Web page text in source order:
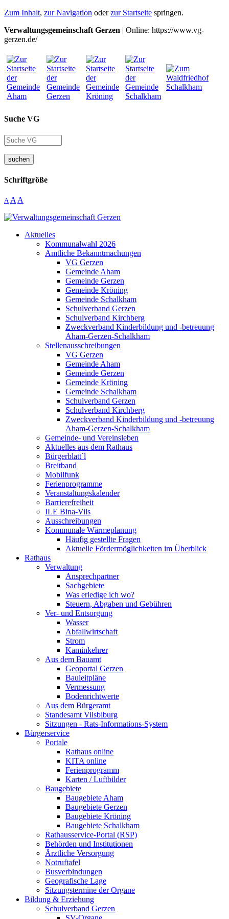
Zum Inhalt, zur Navigation oderzur Startseite springen.
Verwaltungsgemeinschaft Gerzen | Online: https://www.vg-
gerzen.de/
Suche VG
suchen
Schriftgröße
A A A
Aktuelles
Kommunalwahl 2026
Amtliche Bekanntmachungen
VG Gerzen
Gemeinde Aham
Gemeinde Gerzen
Gemeinde Kröning
Gemeinde Schalkham
Schulverband Gerzen
Schulverband Kirchberg
Zweckverband Kinderbildung und -betreuung
Aham-Gerzen-Schalkham
Stellenausschreibungen
VG Gerzen
Gemeinde Aham
Gemeinde Gerzen
Gemeinde Kröning
Gemeinde Schalkham
Schulverband Gerzen
Schulverband Kirchberg
Zweckverband Kinderbildung und -betreuung
Aham-Gerzen-Schalkham
Gemeinde- und Vereinsleben
Aktuelles aus dem Rathaus
Bürgerblatt`l
Breitband
Mobilfunk
Ferienprogramme
Veranstaltungskalender
Barrierefreiheit
ILE Bina-Vils
Ausschreibungen
Kommunale Wärmeplanung
Häufig gestellte Fragen
Aktuelle Fördermöglichkeiten im Überblick
Rathaus
Verwaltung
Ansprechpartner
Sachgebiete
Was erledige ich wo?
Steuern, Abgaben und Gebühren
Ver- und Entsorgung
Wasser
Abfallwirtschaft
Strom
Kaminkehrer
Aus dem Bauamt
Geoportal Gerzen
Bauleitpläne
Vermessung
Bodenrichtwerte
Aus dem Bürgeramt
Standesamt Vilsbiburg
Sitzungen - Rats-Informations-System
Bürgerservice
Portale
Rathaus online
KITA online
Ferienprogramm
Karten / Luftbilder
Baugebiete
Baugebiete Aham
Baugebiete Gerzen
Baugebiete Kröning
Baugebiete Schalkham
Rathausservice-Portal (RSP)
Behörden und Institutionen
Ärztliche Versorgung
Notruftafel
Busverbindungen
Geografische Lage
Sitzungstermine der Organe
Bildung & Erziehung
Schulverband Gerzen